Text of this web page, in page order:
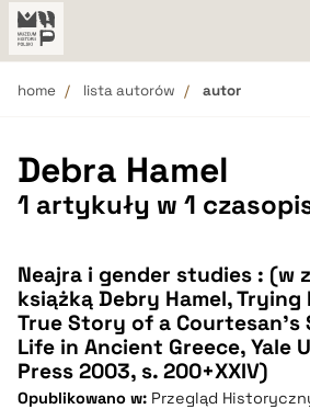
home lista autorów autor
Debra Hamel
1 artykuły w 1
Neajra i gender studies : (w
książką Debry Hamel, Trying
True Story of a Courtesan's
Life in Ancient Greece, Yale
Press 2003, s. 200+XXIV)
Opublikowano w: Przegląd